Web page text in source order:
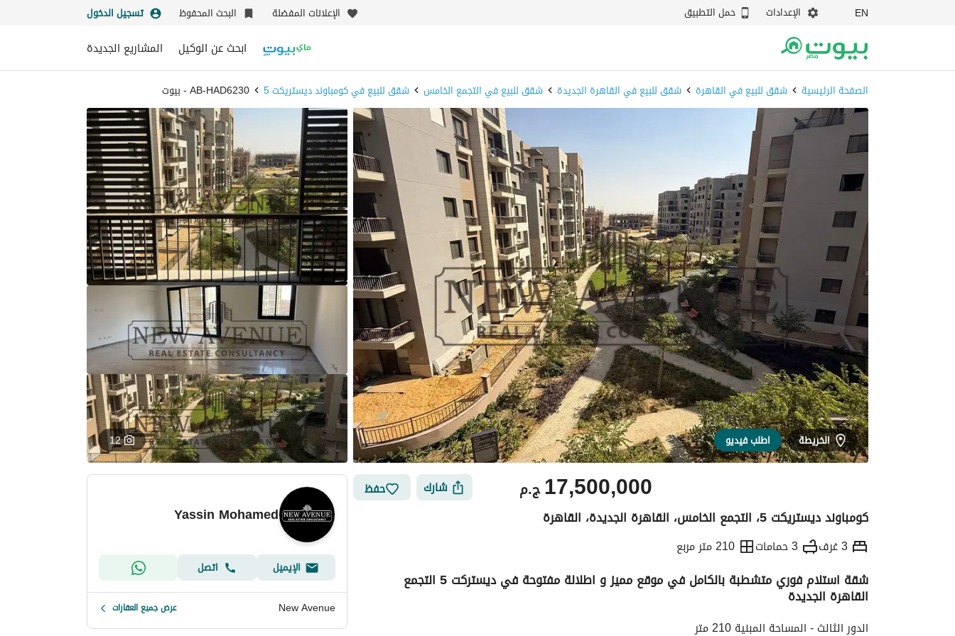
EN الإعدادات حمل التطبيق الإعلانات المفضلة البحث المحفوظ تسجيل الدخول
ابحث عن الوكيل المشاريع الجديدة
الصفحة الرئيسية شقق للبيع في القاهرة شقق للبيع في القاهرة الجديدة شقق للبيع في التجمع الخامس شقق للبيع في كومباوند ديستريكت 5 AB-HAD6230 - بيوت
الخريطة اطلب فيديو 12
ج.م17,500,000 شارك حفظ
كومباوند ديستريكت 5، التجمع الخامس، القاهرة الجديدة، القاهرة
3 غرف 3 حمامات 210 متر مربع
التفاصيل الاتجاهات والمؤشرات رهن عقاري
شقة استلام فوري متشطبة بالكامل في موقع مميز و اطلالة مفتوحة في ديستركت 5 التجمع
القاهرة الجديدة
الدور الثالث - المساحة المبنية 210 متر
Yassin Mohamed
الإيميل اتصل
New Avenue عرض جميع العقارات